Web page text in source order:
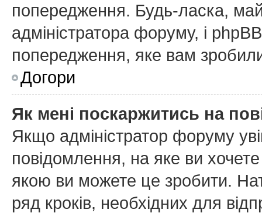
попередження. Будь-ласка,
адміністратора форуму, і
попередження, яке вам
Догори
Як мені поскаржитись на
Якщо адміністратор форуму
повідомлення, на яке ви
якою ви можете це зробити.
ряд кроків, необхідних для